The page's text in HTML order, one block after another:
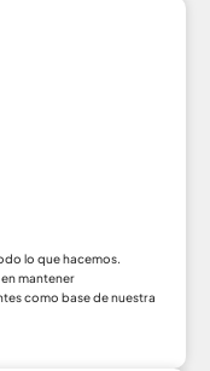
lo que hacemos.
mantener
como base de nuestra